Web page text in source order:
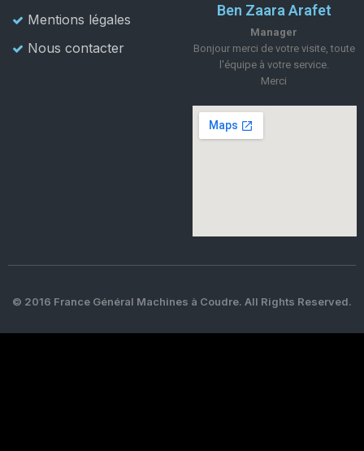
Mentions légales
Nous contacter
Ben Zaara Arafet
Manager
Bonjour merci de votre visite, toute
l'équipe à votre service.
Merci
© 2016 France Général Machines à Coudre. All Rights Reserved.